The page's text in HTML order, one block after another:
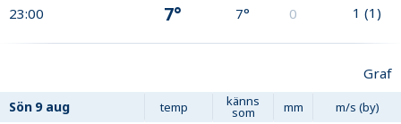
23:00 7° 7° 0 1 (1)
Graf
Sön 9 aug temp känns
som mm m/s (by)